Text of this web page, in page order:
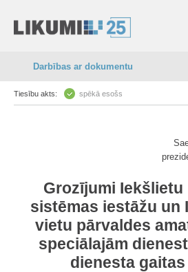
Darbības ar dokumentu
Tiesību akts: spēkā esošs
Grozījumi
sistēmas iestāžu un
vietu pārvaldes
speciālajām
dienesta